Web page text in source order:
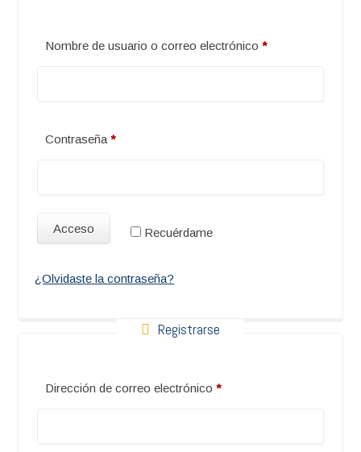
Nombre de usuario o correo electrónico*Obligatorio
Contraseña*Obligatorio
Recuérdame
Acceso
¿Olvidaste la contraseña?
Registrarse
Dirección de correo electrónico*Obligatorio